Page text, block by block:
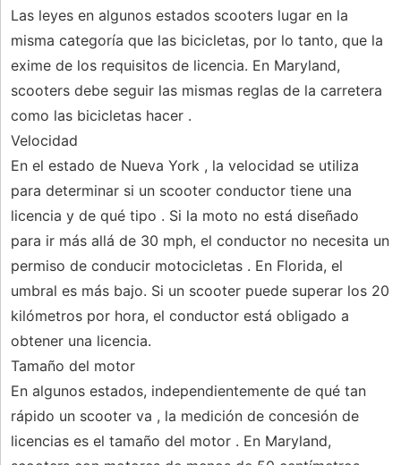
Las leyes en algunos estados scooters lugar en la
misma categoría que las bicicletas, por lo tanto, que la
exime de los requisitos de licencia. En Maryland,
scooters debe seguir las mismas reglas de la carretera
como las bicicletas hacer .
Velocidad
En el estado de Nueva York , la velocidad se utiliza
para determinar si un scooter conductor tiene una
licencia y de qué tipo . Si la moto no está diseñado
para ir más allá de 30 mph, el conductor no necesita un
permiso de conducir motocicletas . En Florida, el
umbral es más bajo. Si un scooter puede superar los 20
kilómetros por hora, el conductor está obligado a
obtener una licencia.
Tamaño del motor
En algunos estados, independientemente de qué tan
rápido un scooter va , la medición de concesión de
licencias es el tamaño del motor . En Maryland,